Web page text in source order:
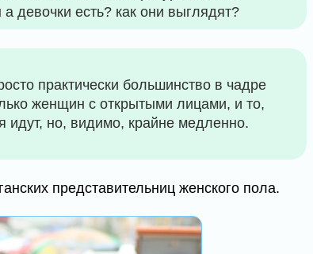
девочки есть? как они выглядят?
практически большинство в чадре
женщин с открытыми лицами, и то,
идут, но, видимо, крайне медленно.
представительниц женского пола.